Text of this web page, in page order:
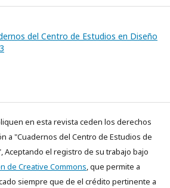
del Centro de Estudios en Diseño
en esta revista ceden los derechos
a "Cuadernos del Centro de Estudios de
Aceptando el registro de su trabajo bajo
de Creative Commons, que permite a
siempre que de el crédito pertinente a